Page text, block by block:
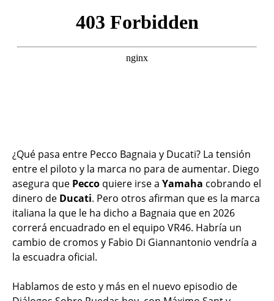
¿Qué pasa entre Pecco Bagnaia y Ducati? La tensión
entre el piloto y la marca no para de aumentar. Diego
asegura que Pecco quiere irse a Yamaha cobrando el
dinero de Ducati. Pero otros afirman que es la marca
italiana la que le ha dicho a Bagnaia que en 2026
correrá encuadrado en el equipo VR46. Habría un
cambio de cromos y Fabio Di Giannantonio vendría a
la escuadra oficial.
Hablamos de esto y más en el nuevo episodio de